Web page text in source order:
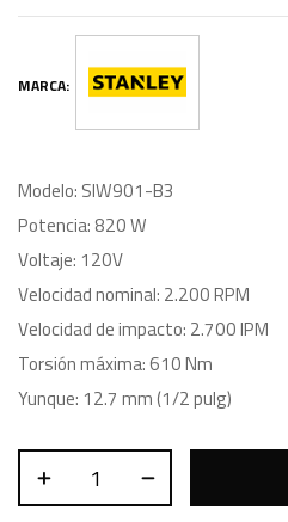
MARCA:
Modelo: SIW901-B3
Potencia: 820 W
Voltaje: 120V
Velocidad nominal: 2.200 RPM
Velocidad de impacto: 2.700 IPM
Torsión máxima: 610 Nm
Yunque: 12.7 mm (1/2 pulg)